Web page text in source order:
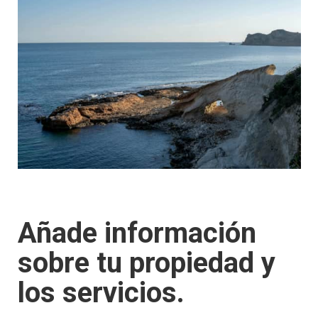
Añade información
sobre tu propiedad y
los servicios.